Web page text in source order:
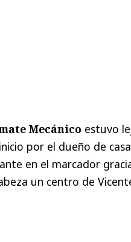
Mecánico estuvo
por el dueño de
en el marcador
un centro de